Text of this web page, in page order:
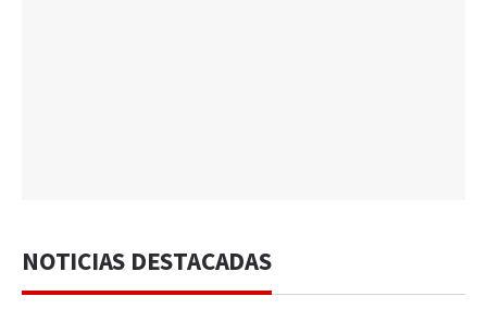
NOTICIAS DESTACADAS